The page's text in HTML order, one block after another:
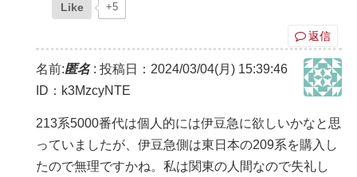
Like +5
返信
名前:匿名: 投稿日：2024/03/04(月) 15:39:46
ID：k3MzcyNTE
213系5000番代は個人的には伊豆急に欲しいかなと思
っていましたが、伊豆急側は東日本の209系を購入し
たので無理ですかね。私は関東の人間なので失礼し